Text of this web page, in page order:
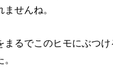
せんね。
まるでこのヒモにぶつけ